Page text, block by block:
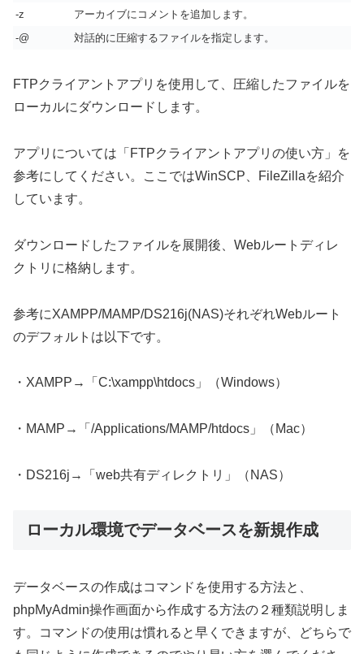
-z
アーカイブにコメントを追加します。
-@
対話的に圧縮するファイルを指定します。
FTPクライアントアプリを使用して、圧縮したファイルを
ローカルにダウンロードします。
アプリについては「FTPクライアントアプリの使い方」を
参考にしてください。ここではWinSCP、FileZillaを紹介
しています。
ダウンロードしたファイルを展開後、Webルートディレ
クトリに格納します。
参考にXAMPP/MAMP/DS216j(NAS)それぞれWebルート
のデフォルトは以下です。
・XAMPP→「C:\xampp\htdocs」（Windows）
・MAMP→「/Applications/MAMP/htdocs」（Mac）
・DS216j→「web共有ディレクトリ」（NAS）
ローカル環境でデータベースを新規作成
データベースの作成はコマンドを使用する方法と、
phpMyAdmin操作画面から作成する方法の２種類説明しま
す。コマンドの使用は慣れると早くできますが、どちらで